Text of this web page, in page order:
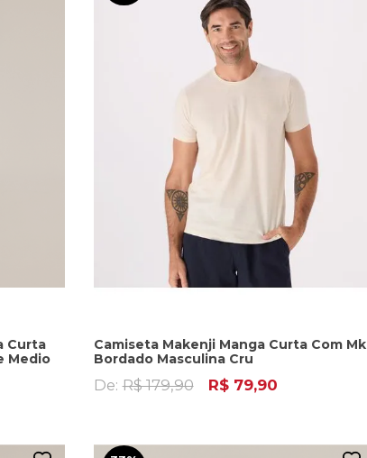
Curta
Medio
Camiseta Makenji Manga Curta Com Mk
Bordado Masculina Cru
De: R$ 179,90 R$ 79,90